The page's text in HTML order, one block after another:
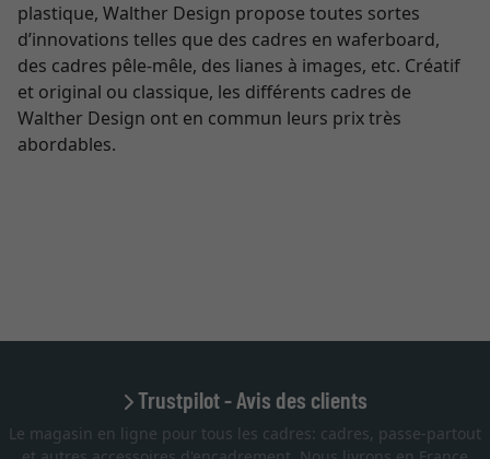
plastique, Walther Design propose toutes sortes
d’innovations telles que des cadres en waferboard,
des cadres pêle-mêle, des lianes à images, etc. Créatif
et original ou classique, les différents cadres de
Walther Design ont en commun leurs prix très
abordables.
Trustpilot - Avis des clients
Le magasin en ligne pour tous les cadres: cadres, passe-partout